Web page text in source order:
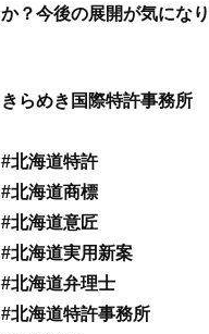
か？今後の展開が気になり
きらめき国際特許事務所
#北海道特許
#北海道商標
#北海道意匠
#北海道実用新案
#北海道弁理士
#北海道特許事務所